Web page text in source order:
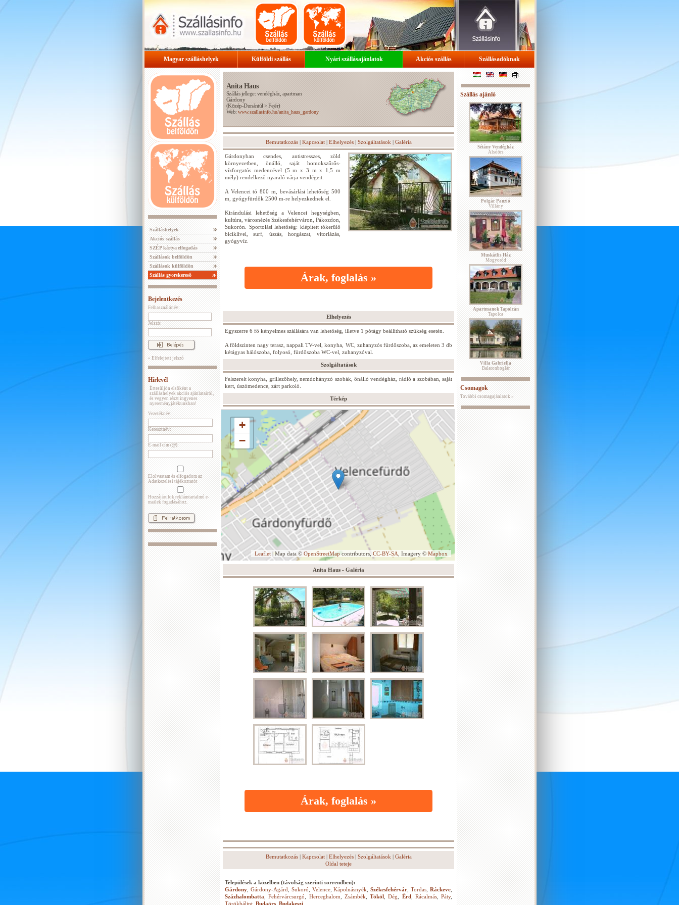
Magyar szálláshelyek Külföldi szállás Nyári szállásajánlatok Akciós szállás Szállásadóknak
Szálláshelyek
Akciós szállás
SZÉP kártya elfogadás
Szállások belföldön
Szállások külföldön
Szállás gyorskereső
Bejelentkezés
Felhasználónév:
Jelszó:
» Elfelejtett jelszó
Hírlevél
Értesüljön elsőként a
szálláshelyek akciós ajánlatairól,
és vegyen részt ingyenes
nyereményjátékunkban!
Vezetéknév:
Keresztnév:
E-mail cím (@):
Elolvastam és elfogadom az
Adatkezelési tájékoztatót
Hozzájárulok reklámtartalmú e-
mailek fogadásához.
Anita Haus
Szállás jellege: vendégház, apartman
Gárdony
(Közép-Dunántúl >Fejér)
Web:www.szallasinfo.hu/anita_haus_gardony
Bemutatkozás| Kapcsolat| Elhelyezés| Szolgáltatások | Galéria
Gárdonyban csendes, antistresszes, zöld
környezetben, önálló, saját homokszűrős-
vízforgatós medencével (5 m x 3 m x 1,5 m
mély) rendelkező nyaraló várja vendégeit.
A Velencei tó 800 m, bevásárlási lehetőség 500
m, gyógyfürdők 2500 m-re helyezkednek el.
Kirándulási lehetőség a Velencei hegységben,
kultúra, városnézés Székesfehérváron, Pákozdon,
Sukorón. Sportolási lehetőség: kiépített tókerülő
biciklivel, surf, úszás, horgászat, vitorlázás,
gyógyvíz.
Árak, foglalás »
Elhelyezés
Egyszerre 6 fő kényelmes szállására van lehetőség, illetve 1 pótágy beállítható szükség esetén.
A földszinten nagy terasz, nappali TV-vel, konyha, WC, zuhanyzós fürdőszoba, az emeleten 3 db
kétágyas hálószoba, folyosó, fürdőszoba WC-vel, zuhanyzóval.
Szolgáltatások
Felszerelt konyha, grillezőhely, nemdohányzó szobák, önálló vendégház, rádió a szobában, saját
kert, úszómedence, zárt parkoló.
Térkép
+
−
Leaflet | Map data © OpenStreetMap contributors, CC-BY-SA , Imagery © Mapbox
Anita Haus - Galéria
Árak, foglalás »
Bemutatkozás| Kapcsolat| Elhelyezés| Szolgáltatások | Galéria
Oldal teteje
Települések a közelben (távolság szerinti sorrendben):
Gárdony Gárdony-Agárd Sukoró Velence,Kápolnásnyék ,Székesfehérvár ,Tordas ,Ráckeve
Százhalombatta ,Fehérvárcsurgó Herceghalom Zsámbék Tököl ,Dég Érd, Rácalmás, Páty,
Törökbálint Budaörs Budakeszi
Szállás ajánló
Sétány Vendégház
Alsóörs
Polgár Panzió
Villány
Muskátlis Ház
Mogyoród
Apartmanok Tapolcán
Tapolca
Villa Gabriella
Balatonboglár
Csomagok
További csomagajánlatok »